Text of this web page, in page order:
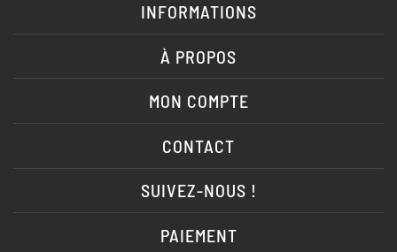
INFORMATIONS
À PROPOS
MON COMPTE
CONTACT
SUIVEZ-NOUS !
PAIEMENT